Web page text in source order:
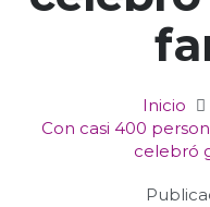
Inicio
Con casi 400
celebró